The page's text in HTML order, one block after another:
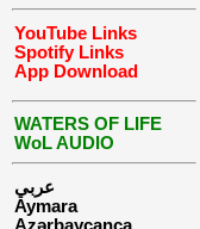
YouTube Links
Spotify Links
App Download
WATERS OF LIFE
WoL AUDIO
عربي
Aymara